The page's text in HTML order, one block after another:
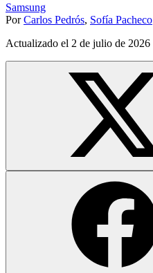
Samsung
Por Carlos Pedrós, Sofía Pacheco
Actualizado el 2 de julio de 2026